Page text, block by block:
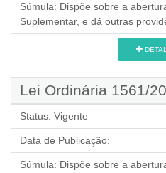
Súmula: Dispõe sobre a
Suplementar, e dá outras
Lei Ordinária 1561/
Status: Vigente
Data de Publicação:
Súmula: Dispõe sobre a